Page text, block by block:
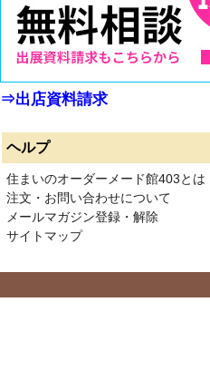
⇒出店資料請求
ヘルプ
住まいのオーダーメード館403とは
注文・お問い合わせについて
メールマガジン登録・解除
サイトマップ